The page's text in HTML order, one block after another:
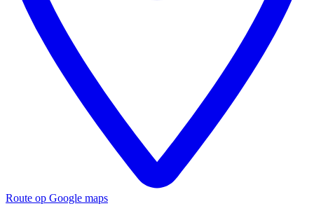
Route op Google maps